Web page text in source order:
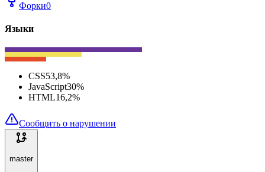
Форки0
Языки
CSS53,8%
JavaScript30%
HTML16,2%
Сообщить о нарушении
master